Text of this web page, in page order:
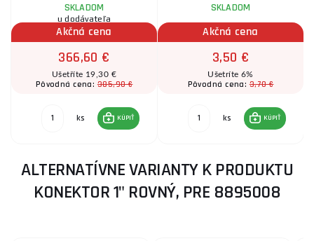
SKLADOM
u dodávateľa
Akčná cena
366,60 €
Ušetříte 19,30 €
Pôvodná cena:385,90 €
ks KÚPIŤ
SKLADOM
Akčná cena
3,50 €
Ušetríte 6%
Pôvodná cena:3,70 €
ks KÚPIŤ
ALTERNATÍVNE VARIANTY K PRODUKTU
KONEKTOR 1" ROVNÝ, PRE 8895008